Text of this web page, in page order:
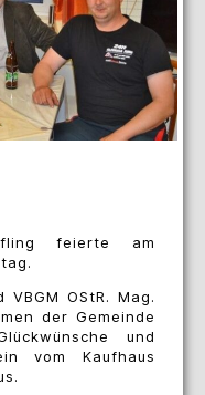
feierte am
OStR. Mag.
der Gemeinde
und
vom Kaufhaus